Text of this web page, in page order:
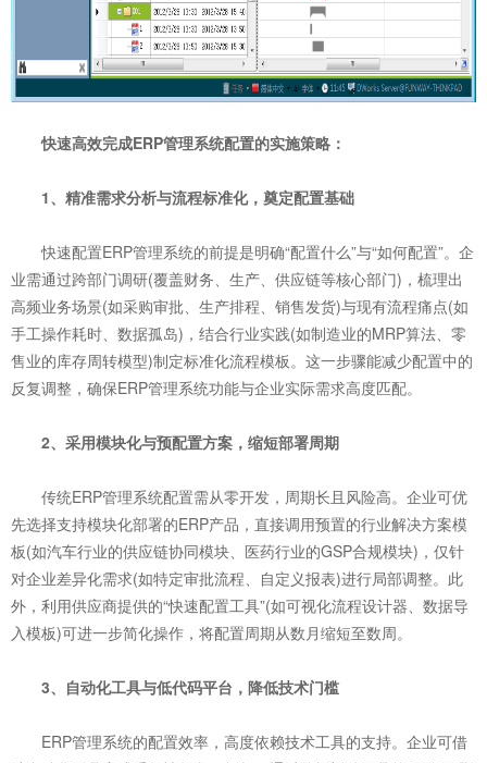
快速高效完成ERP管理系统配置的实施策略：
1、精准需求分析与流程标准化，奠定配置基础
快速配置ERP管理系统的前提是明确“配置什么”与“如何配置”。企
业需通过跨部门调研(覆盖财务、生产、供应链等核心部门)，梳理出
高频业务场景(如采购审批、生产排程、销售发货)与现有流程痛点(如
手工操作耗时、数据孤岛)，结合行业实践(如制造业的MRP算法、零
售业的库存周转模型)制定标准化流程模板。这一步骤能减少配置中的
反复调整，确保ERP管理系统功能与企业实际需求高度匹配。
2、采用模块化与预配置方案，缩短部署周期
传统ERP管理系统配置需从零开发，周期长且风险高。企业可优
先选择支持模块化部署的ERP产品，直接调用预置的行业解决方案模
板(如汽车行业的供应链协同模块、医药行业的GSP合规模块)，仅针
对企业差异化需求(如特定审批流程、自定义报表)进行局部调整。此
外，利用供应商提供的“快速配置工具”(如可视化流程设计器、数据导
入模板)可进一步简化操作，将配置周期从数月缩短至数周。
3、自动化工具与低代码平台，降低技术门槛
ERP管理系统的配置效率，高度依赖技术工具的支持。企业可借